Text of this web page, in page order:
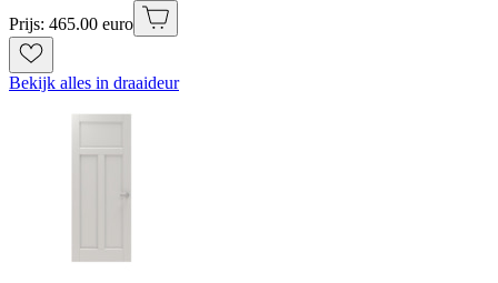
Prijs: 465.00 euro
Bekijk alles in draaideur